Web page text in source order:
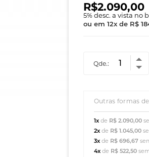
R$2.090,00
5% desc. a vista no
ou em 12xde R$
Qde.:
Outras formas
1x de R$ 2.090,00
2x de R$ 1.045,00
3x de R$ 696,67
4x de R$ 522,50